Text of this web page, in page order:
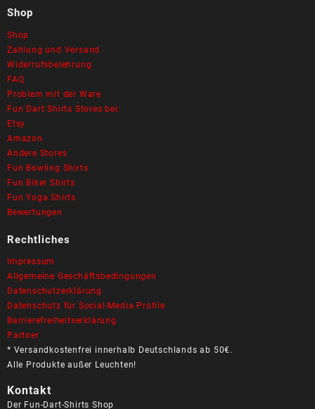
Shop
Shop
Zahlung und Versand
Widerrufsbelehrung
FAQ
Problem mit der Ware
Fun Dart Shirts Stores bei:
Etsy
Amazon
Andere Stores
Fun Bowling Shirts
Fun Biker Shirts
Fun Yoga Shirts
Bewertungen
Rechtliches
Impressum
Allgemeine Geschäftsbedingungen
Datenschutzerklärung
Datenschutz für Social-Media Profile
Barrierefreiheitserklärung
Partner
* Versandkostenfrei innerhalb Deutschlands ab 50€.
Alle Produkte außer Leuchten!
Kontakt
Der Fun-Dart-Shirts Shop